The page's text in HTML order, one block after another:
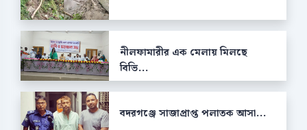
নীলফামারীর এক মেলায় মিলছে
বিভি...
বদরগঞ্জে সাজাপ্রাপ্ত পলাতক আসা...